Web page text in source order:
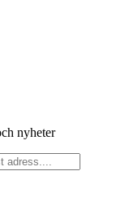
nyheter